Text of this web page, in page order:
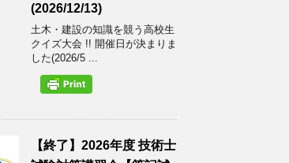
(2026/12/13)
土木・建設の知識を競う高校生
クイズ大会 !! 開催日が決まりま
した(2026/5 ...
【終了】2026年度 技術士